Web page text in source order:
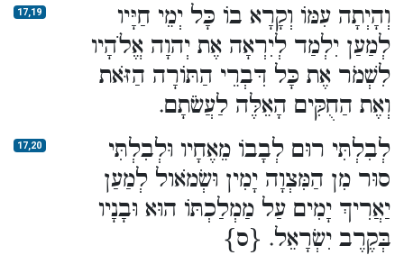
17,19
וְהָיְתָה עִמּוֹ וְקָרָא בוֹ כָּל יְמֵי חַיָּיו
לְמַעַן יִלְמַד לְיִרְאָה אֶת יְהוָה אֱלֹהָיו
לִשְׁמֹר אֶת כָּל דִּבְרֵי הַתּוֹרָה הַזֹּאת
וְאֶת הַחֻקִּים הָאֵלֶּה לַעֲשֹׂתָם.
17,20
לְבִלְתִּי רוּם לְבָבוֹ מֵאֶחָיו וּלְבִלְתִּי
סוּר מִן הַמִּצְוָה יָמִין וּשְׂמֹאול לְמַעַן
יַאֲרִיךְ יָמִים עַל מַמְלַכְתּוֹ הוּא וּבָנָיו
בְּקֶרֶב יִשְׂרָאֵל. {ס}